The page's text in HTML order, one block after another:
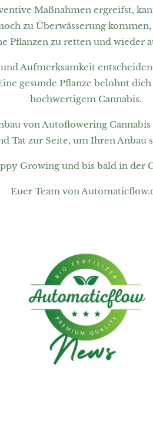
Maßnahmen ergreifst,
zu Überwässerung
Pflanzen zu retten und wieder
Aufmerksamkeit
gesunde Pflanze belohnt
hochwertigem Cannabis.
von Autoflowering Cannabis
Tat zur Seite, um Ihren Anbau
Growing und bis bald in der
Euer Team von